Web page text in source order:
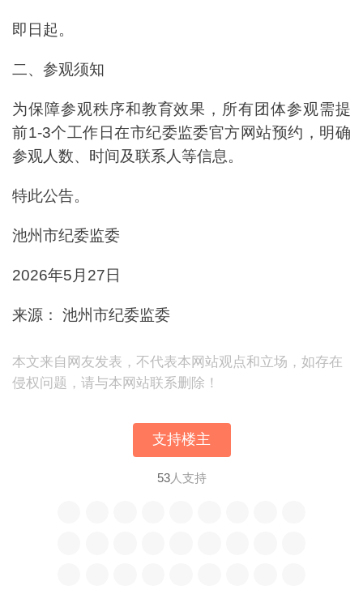
即日起。
二、参观须知
为保障参观秩序和教育效果，所有团体参观需提
前1-3个工作日在市纪委监委官方网站预约，明确
参观人数、时间及联系人等信息。
特此公告。
池州市纪委监委
2026年5月27日
来源： 池州市纪委监委
本文来自网友发表，不代表本网站观点和立场，如存在
侵权问题，请与本网站联系删除！
支持楼主
53人支持